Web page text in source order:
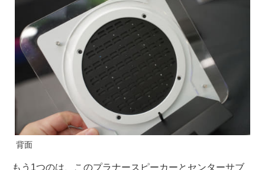
背面
もう1つのは、このプラナースピーカーとセンターサブ